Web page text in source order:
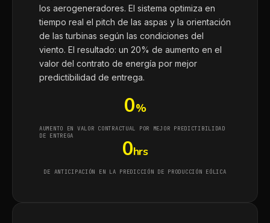
los aerogeneradores. El sistema optimiza en
tiempo real el pitch de las aspas y la orientación
de las turbinas según las condiciones del
viento. El resultado: un 20% de aumento en el
valor del contrato de energía por mejor
predictibilidad de entrega.
0%
AUMENTO EN VALOR CONTRACTUAL POR MEJOR PREDICTIBILIDAD
DE ENTREGA
0hrs
DE ANTICIPACIÓN EN LA PREDICCIÓN DE PRODUCCIÓN EÓLICA